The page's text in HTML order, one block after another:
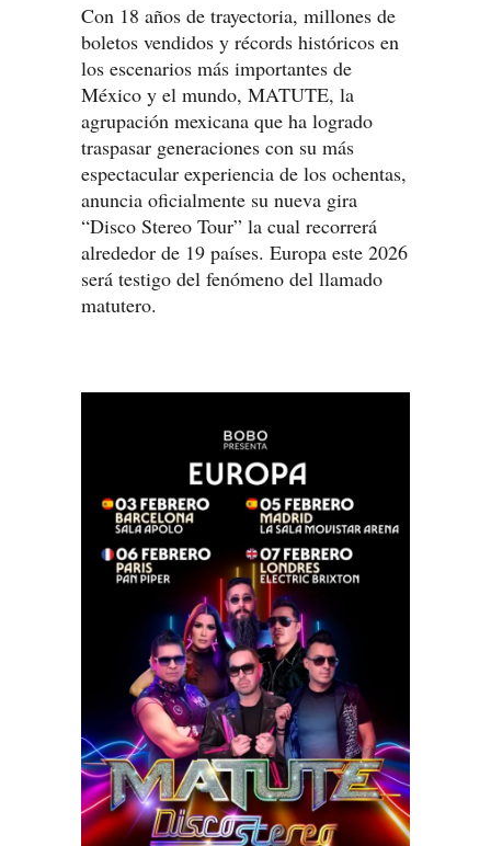
Con 18 años de trayectoria, millones de
boletos vendidos y récords históricos en
los escenarios más importantes de
México y el mundo, MATUTE, la
agrupación mexicana que ha logrado
traspasar generaciones con su más
espectacular experiencia de los ochentas,
anuncia oficialmente su nueva gira
“Disco Stereo Tour” la cual recorrerá
alrededor de 19 países. Europa este 2026
será testigo del fenómeno del llamado
matutero.